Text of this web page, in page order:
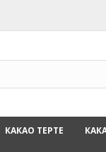
КАКАО ТЕРТЕ